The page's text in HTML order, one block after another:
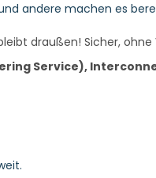
andere machen es
draußen! Sicher, ohne
Service),